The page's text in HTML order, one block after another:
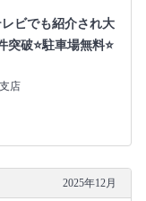
ビでも紹介され大
突破⭐️駐車場無料⭐
店
2025年12月